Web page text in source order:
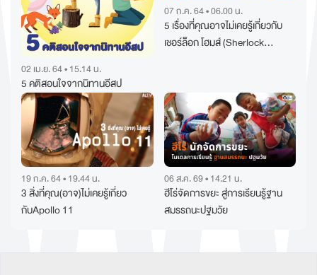
02 เม.ย. 64 • 15.14 น.
5 คติสอนใจจากนิทานอีสป
07 ก.ค. 64 • 06.00 น.
5 เรื่องที่คุณอาจไม่เคยรู้เกี่ยวกับ
เชอร์ล็อก โฮมส์ (Sherlock
19 ก.ค. 64 • 19.44 น.
3 สิ่งที่คุณ(อาจ)ไม่เคยรู้เกี่ยว
กับApollo 11
06 ส.ค. 69 • 14.21 น.
ฮีโร่จัดการขยะ สู่การเรียนรู้ฐาน
สมรรถนะปฐมวัย